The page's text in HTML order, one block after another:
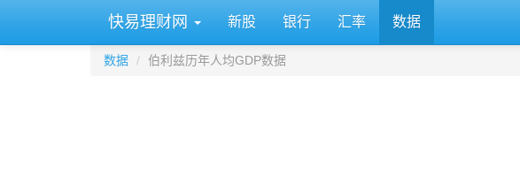
快易理财网 新股 银行 汇率 数据
数据 伯利兹历年人均GDP数据